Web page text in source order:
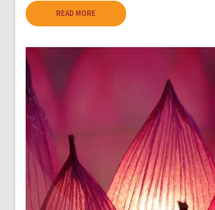
READ MORE